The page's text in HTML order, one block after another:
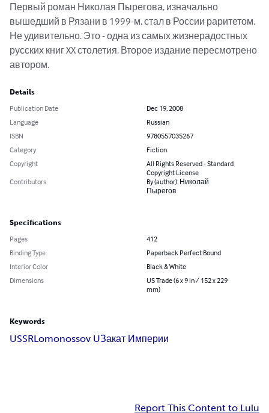
Первый роман Николая Пырегова, изначально
вышедший в Рязани в 1999-м, стал в России раритетом.
Не удивительно. Это - одна из самых жизнерадостных
русских книг XX столетия. Второе издание пересмотрено
автором.
Details
Publication Date
Dec 19, 2008
Language
Russian
ISBN
9780557035267
Category
Fiction
Copyright
All Rights Reserved - Standard
Copyright License
Contributors
By (author): Николай
Пырегов
Specifications
Pages
412
Binding Type
Paperback Perfect Bound
Interior Color
Black & White
Dimensions
US Trade (6 x 9 in / 152 x 229
mm)
Keywords
USSRLomonossov UЗакат Империи
Report This Content to Lulu